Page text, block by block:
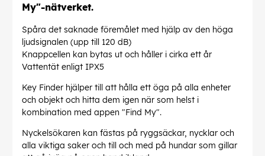
My"-nätverket.
Spåra det saknade föremålet med hjälp av den höga
ljudsignalen (upp till 120 dB)
Knappcellen kan bytas ut och håller i cirka ett år
Vattentät enligt IPX5
Key Finder hjälper till att hålla ett öga på alla enheter
och objekt och hitta dem igen när som helst i
kombination med appen "Find My".
Nyckelsökaren kan fästas på ryggsäckar, nycklar och
alla viktiga saker och till och med på hundar som gillar